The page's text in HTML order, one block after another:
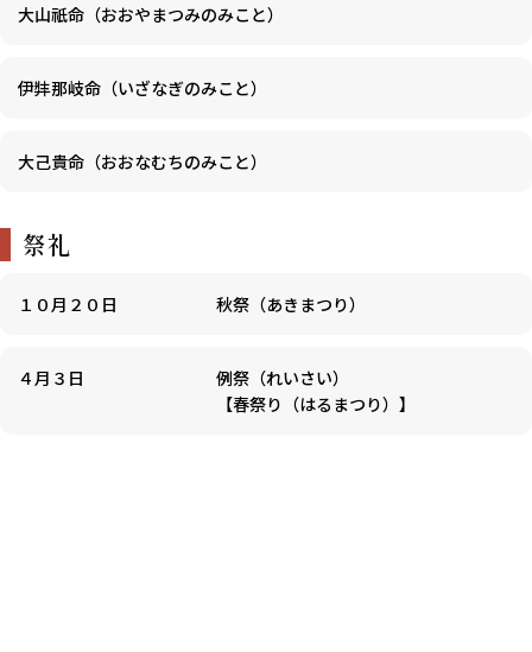
大山祇命（おおやまつみのみこと）
伊弉那岐命（いざなぎのみこと）
大己貴命（おおなむちのみこと）
祭礼
１０月２０日 秋祭（あきまつり）
４月３日
例祭（れいさい）
【春祭り（はるまつり）】